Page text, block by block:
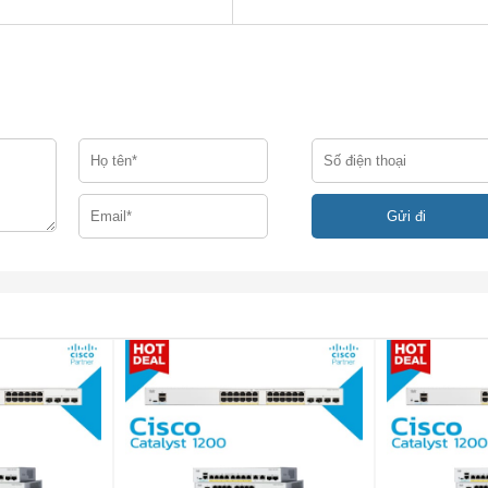
SFP hoặc SFP +
LR SFP + cho Sợi đơn chế độ
ER SFP + cho Sợi đơn chế độ (phạm vi mở rộng)
ZR SFP + cho Sợi đơn chế độ (đạt tới 80 km)